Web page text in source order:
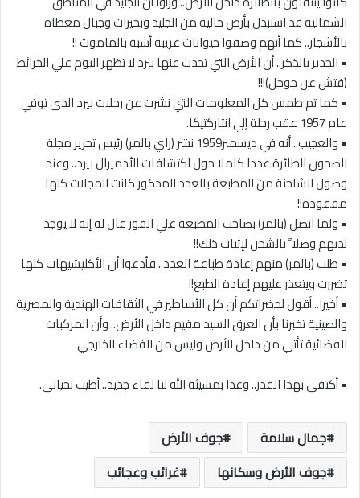
الشمالية قد استبدل بأرض خالية من الجليد وبحيرات وجبال مغطاة
بالأشجار.. كما أنهم وصفوا حيوانات غريبة أشبة بالماموث !!
• الجدير بالذكر.. أن الأرض التي تحدث عنها بيرد لا تظهر اليوم علي الخرائط
(فتش عن جوجل)!!!
• كما تم طمس كل المعلومات التي نشرت عن رحلات بيرد الذى توفي
عام 1957 عقب رحلة إلي انتاركتيكا.
• والعجيب.. أنه في ديسمبر1959 نشر (راي بالمر) رئيس تحرير مجلة
الصحون الطائرة عددا كاملا حول اكتشافات الأدميرال بيرد.. وعند
وصول الشاحنة من المطبعة بالعدد المذكور كانت المجلات كلها
مفقودة!!
• ولما اتصل (بالمر) بصاحب المطبعة علي الفور قال له إنه لا يوجد
لديهم وصلا ً بالشحن لإثبات ذلك!!
• طلب (بالمر) منهم إعادة طباعة العدد.. فأدعوا أن الأكليشيهات كلها
تضررت ويتعذر عليهم إعادة الطبع!!
• أخيرا.. أقول لحضراتكم أن كل الأساطير في الثقافات الهندية والمصرية
والصينية تخبرنا بأن العرق السيد مقيم داخل الأرض.. وأن المركبات
الفضائية تأتي من داخل الأرض وليس من الفضاء الخارجي.
• أكتفى بهذا القدر.. وغدا بمشيئة الله لنا لقاء جديد.. أطيب تحياتى.
جمال سلامة
جوف الأرض
جوف الأرض وسكانها
غرائب وعجائب